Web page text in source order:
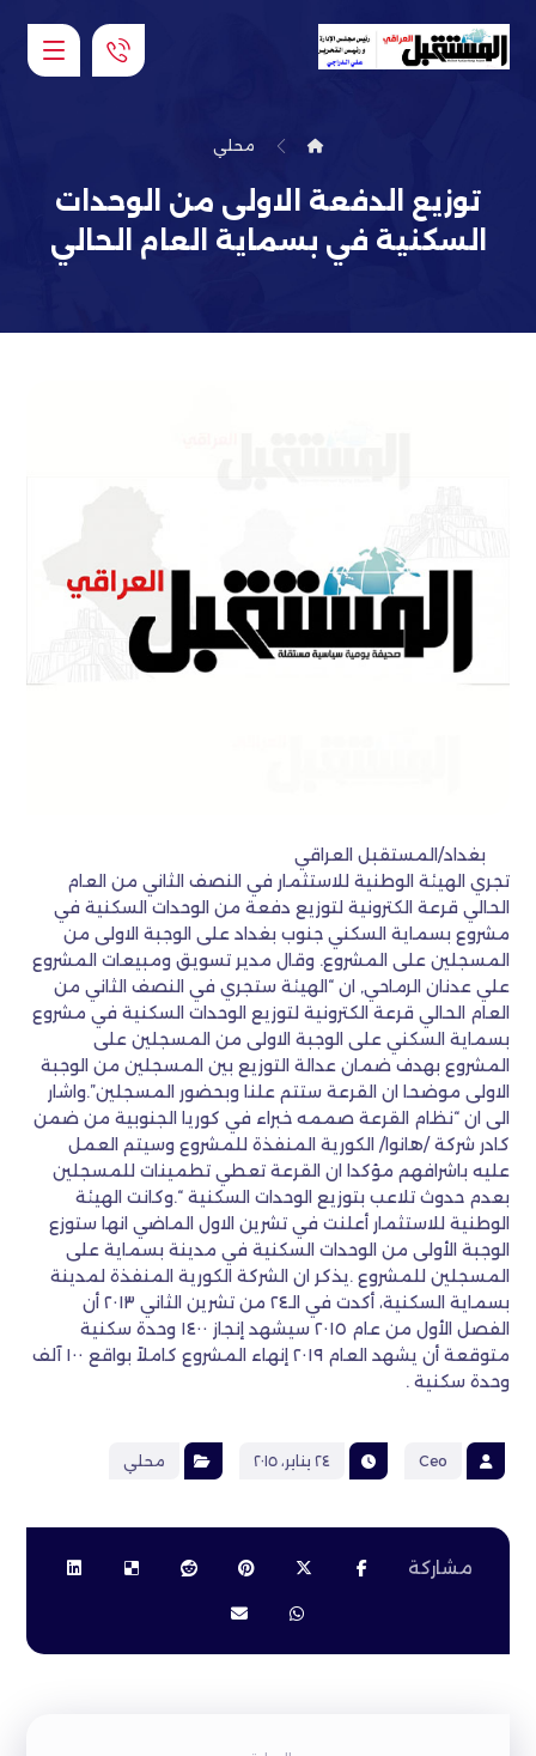
محلي
توزيع الدفعة الاولى من الوحدات
السكنية في بسماية العام الحالي
بغداد/المستقبل العراقي
تجري الهيئة الوطنية للاستثمار في النصف الثاني من العام
الحالي قرعة الكترونية لتوزيع دفعة من الوحدات السكنية في
مشروع بسماية السكني جنوب بغداد على الوجبة الاولى من
المسجلين على المشروع. وقال مدير تسويق ومبيعات المشروع
علي عدنان الرماحي, ان “الهيئة ستجري في النصف الثاني من
العام الحالي قرعة الكترونية لتوزيع الوحدات السكنية في مشروع
بسماية السكني على الوجبة الاولى من المسجلين على
المشروع بهدف ضمان عدالة التوزيع بين المسجلين من الوجبة
الاولى موضحا ان القرعة ستتم علنا وبحضور المسجلين”.واشار
الى ان “نظام القرعة صممه خبراء في كوريا الجنوبية من ضمن
كادر شركة /هانوا/ الكورية المنفذة للمشروع وسيتم العمل
عليه باشرافهم مؤكدا ان القرعة تعطي تطمينات للمسجلين
بعدم حدوث تلاعب بتوزيع الوحدات السكنية “.وكانت الهيئة
الوطنية للاستثمار أعلنت في تشرين الاول الماضي انها ستوزع
الوجبة الأولى من الوحدات السكنية في مدينة بسماية على
المسجلين للمشروع .يذكر ان الشركة الكورية المنفذة لمدينة
بسماية السكنية، أكدت في الـ٢٤ من تشرين الثاني ٢٠١٣ أن
الفصل الأول من عام ٢٠١٥ سيشهد إنجاز ١٤٠٠ وحدة سكنية
متوقعة أن يشهد العام ٢٠١٩ إنهاء المشروع كاملاً بواقع ١٠٠ آلف
وحدة سكنية .
Ceo ٢٤ يناير، ٢٠١٥ محلي